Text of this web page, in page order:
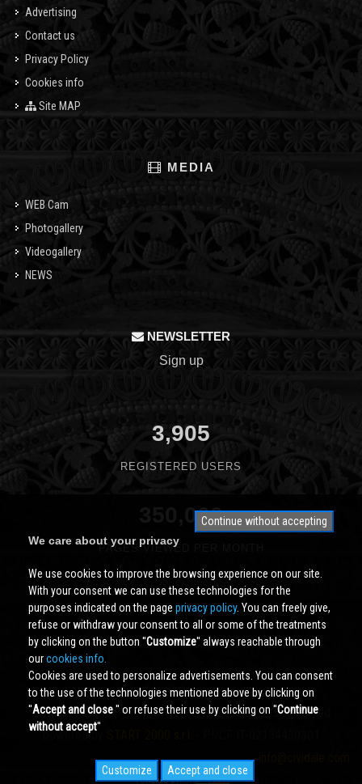
Advertising
Contact us
Privacy Policy
Cookies info
Site MAP
MEDIA
WEB Cam
Photogallery
Videogallery
NEWS
NEWSLETTER
Sign up
3,905
REGISTERED USERS
350,000
PAGES VIEWED PER MONTH
Cividale.COMCopyright © 2000 - 2026 All Rights Reserved
powered by
Continue without accepting
We care about your privacy
We use cookies to improve the browsing experience on our site.
With your consent we can use these technologies for the
purposes indicated on the page privacy policy. You can freely give,
refuse or withdraw your consent to all or some of the treatments
by clicking on the button ''Customize'' always reachable through
ourcookies info.
Cookies are used to personalize advertisements. You can consent
to the use of the technologies mentioned above by clicking on
''Accept and close'' or refuse their use by clicking on ''Continue
without accept''
Customize Accept and close